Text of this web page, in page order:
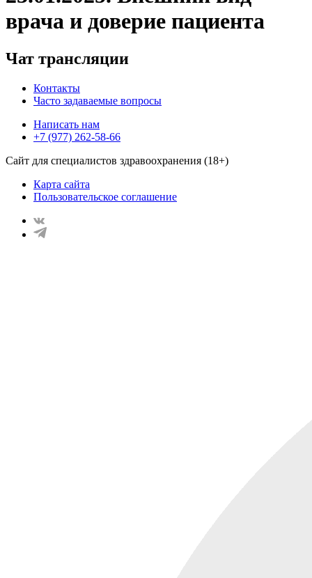
врача и доверие пациента
Чат трансляции
Контакты
Часто задаваемые вопросы
Написать нам
+7 (977) 262-58-66
Сайт для специалистов здравоохранения (18+)
Карта сайта
Пользовательское соглашение